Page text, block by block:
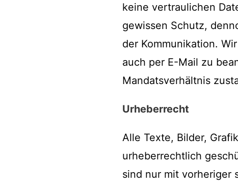
keine vertraulichen
gewissen Schutz,
der Kommunikation.
auch per E-Mail zu
Mandatsverhältnis
Urheberrecht
Alle Texte, Bilder,
urheberrechtlich
sind nur mit vorheriger